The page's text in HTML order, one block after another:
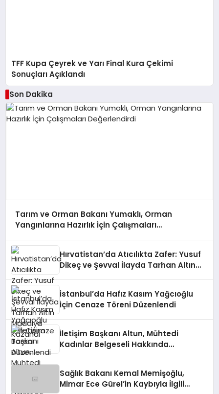
TFF Kupa Çeyrek ve Yarı Final Kura Çekimi
Sonuçları Açıklandı
Son Dakika
Tarım ve Orman Bakanı Yumaklı, Orman
Yangınlarına Hazırlık İçin Çalışmaları
Hırvatistan’da Atıcılıkta Zafer: Yusuf
Dikeç ve Şevval İlayda Tarhan Altın
İstanbul’da Hafız Kasım Yağcıoğlu
İçin Cenaze Töreni Düzenlendi
İletişim Başkanı Altun, Mühtedi
Kadınlar Belgeseli Hakkında
Sağlık Bakanı Kemal Memişoğlu,
Mimar Ece Gürel’in Kaybıyla İlgili